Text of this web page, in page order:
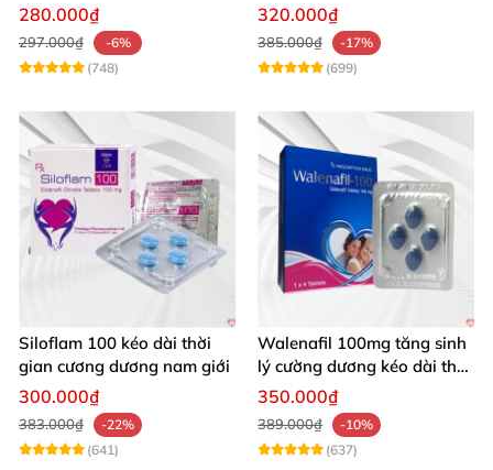
tăng sinh lý phái mạnh
280.000₫
297.000₫
-6%
(748)
Cường Sinh Lý
320.000₫
385.000₫
-17%
(699)
Siloflam 100 kéo dài thời
gian cương dương nam giới
300.000₫
383.000₫
-22%
(641)
Walenafil 100mg tăng sinh
lý cường dương kéo dài thời
gian
350.000₫
389.000₫
-10%
(637)